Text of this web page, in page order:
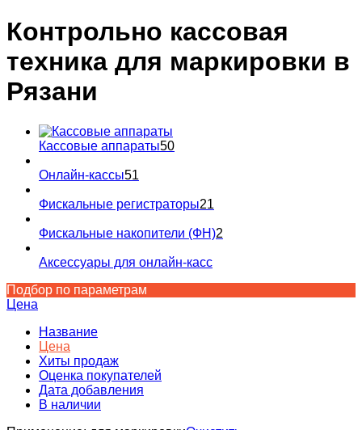
Контрольно кассовая
техника для маркировки в
Рязани
Кассовые аппараты50
Онлайн-кассы51
Фискальные регистраторы21
Фискальные накопители (ФН)2
Аксессуары для онлайн-касс
Подбор по параметрам
Цена
Название
Цена
Хиты продаж
Оценка покупателей
Дата добавления
В наличии